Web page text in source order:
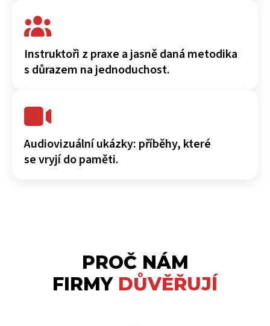
Instruktoři z praxe a jasně daná metodika
s důrazem na jednoduchost.
Audiovizuální ukázky: příběhy, které
se vryjí do paměti.
PROČ NÁM
FIRMYDŮVĚŘUJÍ